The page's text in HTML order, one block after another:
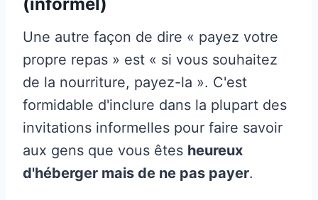
Une autre façon de dire « payez votre
propre repas » est « si vous souhaitez
de la nourriture, payez-la ». C'est
formidable d'inclure dans la plupart des
invitations informelles pour faire savoir
aux gens que vous êtes heureux
d'héberger mais de ne pas payer.